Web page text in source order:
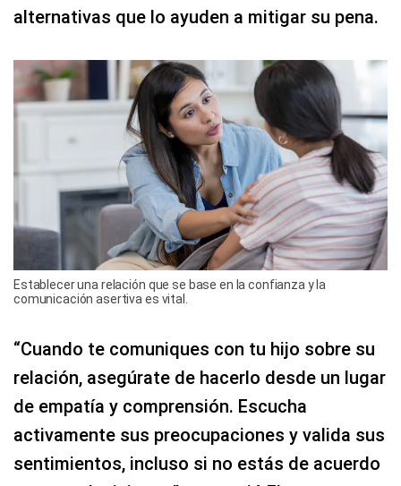
alternativas que lo ayuden a mitigar su pena.
Establecer una relación que se base en la confianza y la
comunicación asertiva es vital.
“Cuando te comuniques con tu hijo sobre su
relación, asegúrate de hacerlo desde un lugar
de empatía y comprensión. Escucha
activamente sus preocupaciones y valida sus
sentimientos, incluso si no estás de acuerdo